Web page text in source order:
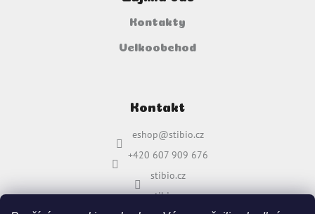
Kontakty
Velkoobchod
Kontakt
eshop@stibio.cz
+420 607 909 676
stibio.cz
stibio.cz